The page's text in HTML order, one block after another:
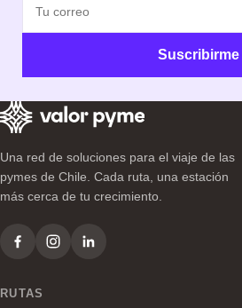
Suscribirme
Una red de soluciones para el viaje de las
pymes de Chile. Cada ruta, una estación
más cerca de tu crecimiento.
RUTAS